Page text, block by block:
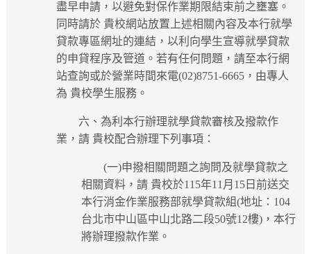
盡早申請，以避免對保作業期限結束前之壅塞。
同時請於 貴校網站放置上述相關內容及本行就學
貸款專區網址的連結，以利向學生宣導就學貸款
的申貸程序及管道。若有任何問題，請至本行網
站查詢或於營業時間來電(02)8751-6665，由專人
為 貴校學生服務。
六、為利本行辦理就學貸款審核及撥款作
業，請 貴校配合辦理下列事項：
(一)申撥相關問題之詢問及就學貸款之
相關資料，請 貴校於115年11月15日前送交
本行消金作業服務部就學貸款組(地址：104
台北市中山區中山北路二段50號12樓)，本行
將辦理撥款作業。